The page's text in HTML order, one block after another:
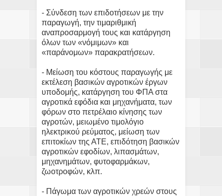
- Σύνδεση των επιδοτήσεων με την
παραγωγή, την τιμαριθμική
αναπροσαρμογή τους και κατάργηση
όλων των «νόμιμων» και
«παράνομων» παρακρατήσεων.
- Μείωση του κόστους παραγωγής με
εκτέλεση βασικών αγροτικών έργων
υποδομής, κατάργηση του ΦΠΑ στα
αγροτικά εφόδια και μηχανήματα, των
φόρων στο πετρέλαιο κίνησης των
αγροτών, μειωμένο τιμολόγιο
ηλεκτρικού ρεύματος, μείωση των
επιτοκίων της ΑΤΕ, επιδότηση βασικών
αγροτικών εφοδίων, λιπασμάτων,
μηχανημάτων, φυτοφαρμάκων,
ζωοτροφών, κλπ.
- Πάγωμα των αγροτικών χρεών στους